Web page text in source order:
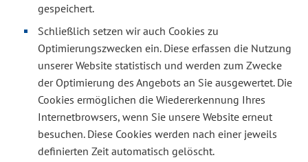
gespeichert.
Schließlich setzen wir auch Cookies zu
Optimierungszwecken ein. Diese erfassen die Nutzung
unserer Website statistisch und werden zum Zwecke
der Optimierung des Angebots an Sie ausgewertet. Die
Cookies ermöglichen die Wiedererkennung Ihres
Internetbrowsers, wenn Sie unsere Website erneut
besuchen. Diese Cookies werden nach einer jeweils
definierten Zeit automatisch gelöscht.